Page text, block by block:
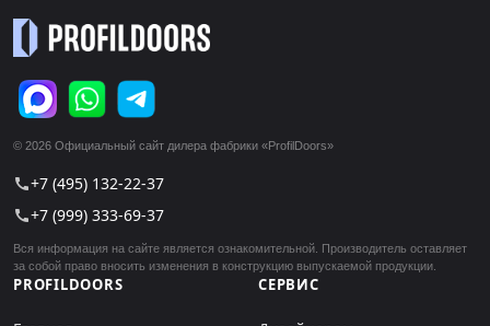
© 2026 Официальный сайт дилера фабрики «ProfilDoors»
call+7 (495) 132-22-37
call+7 (999) 333-69-37
Вся информация на сайте является ознакомительной. Производитель оставляет
за собой право вносить изменения в конструкцию выпускаемой продукции.
PROFILDOORS СЕРВИС